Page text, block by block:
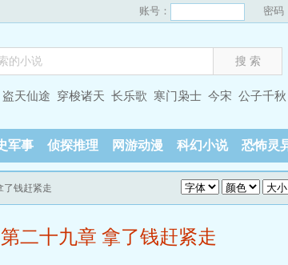
账号： 密码
盗天仙途 穿梭诸天 长乐歌 寒门枭士 今宋 公子千秋
军事 侦探推理 网游动漫 科幻小说 恐怖灵
了钱赶紧走
第二十九章 拿了钱赶紧走